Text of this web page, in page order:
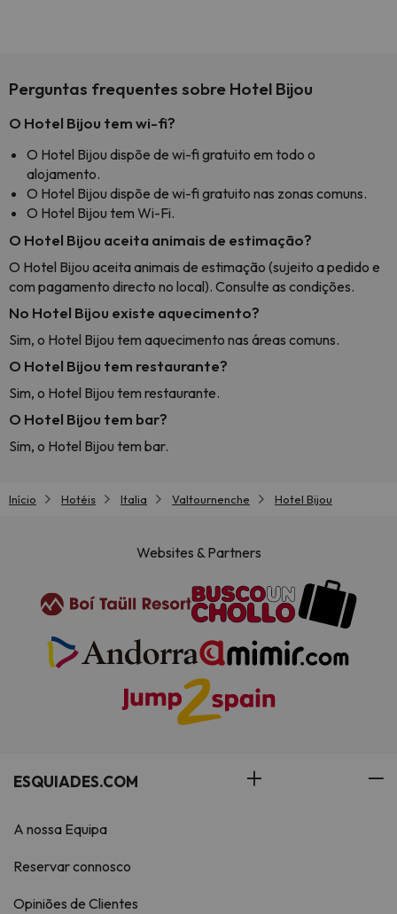
Perguntas frequentes sobre Hotel Bijou
O Hotel Bijou tem wi-fi?
O Hotel Bijou dispõe de wi-fi gratuito em todo o
alojamento.
O Hotel Bijou dispõe de wi-fi gratuito nas zonas comuns.
O Hotel Bijou tem Wi-Fi.
O Hotel Bijou aceita animais de estimação?
O Hotel Bijou aceita animais de estimação (sujeito a pedido e
com pagamento directo no local). Consulte as condições.
No Hotel Bijou existe aquecimento?
Sim, o Hotel Bijou tem aquecimento nas áreas comuns.
O Hotel Bijou tem restaurante?
Sim, o Hotel Bijou tem restaurante.
O Hotel Bijou tem bar?
Sim, o Hotel Bijou tem bar.
Início Hotéis Italia Valtournenche Hotel Bijou
Websites & Partners
ESQUIADES.COM
A nossa Equipa
Reservar connosco
Opiniões de Clientes